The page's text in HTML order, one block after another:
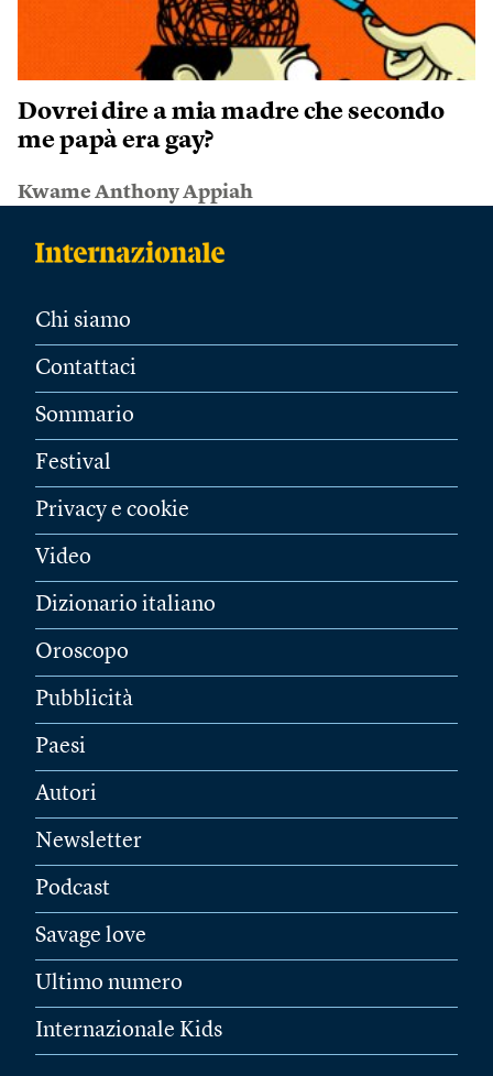
Dovrei dire a mia madre che secondo
me papà era gay?
Kwame Anthony Appiah
Chi siamo
Contattaci
Sommario
Festival
Privacy e cookie
Video
Dizionario italiano
Oroscopo
Pubblicità
Paesi
Autori
Newsletter
Podcast
Savage love
Ultimo numero
Internazionale Kids